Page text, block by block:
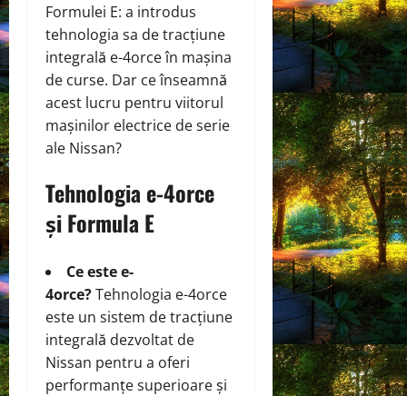
Formulei E: a introdus
tehnologia sa de tracțiune
integrală e-4orce în mașina
de curse. Dar ce înseamnă
acest lucru pentru viitorul
mașinilor electrice de serie
ale Nissan?
Tehnologia e-4orce
și Formula E
Ce este e-
4orce?Tehnologia e-4orce
este un sistem de tracțiune
integrală dezvoltat de
Nissan pentru a oferi
performanțe superioare și